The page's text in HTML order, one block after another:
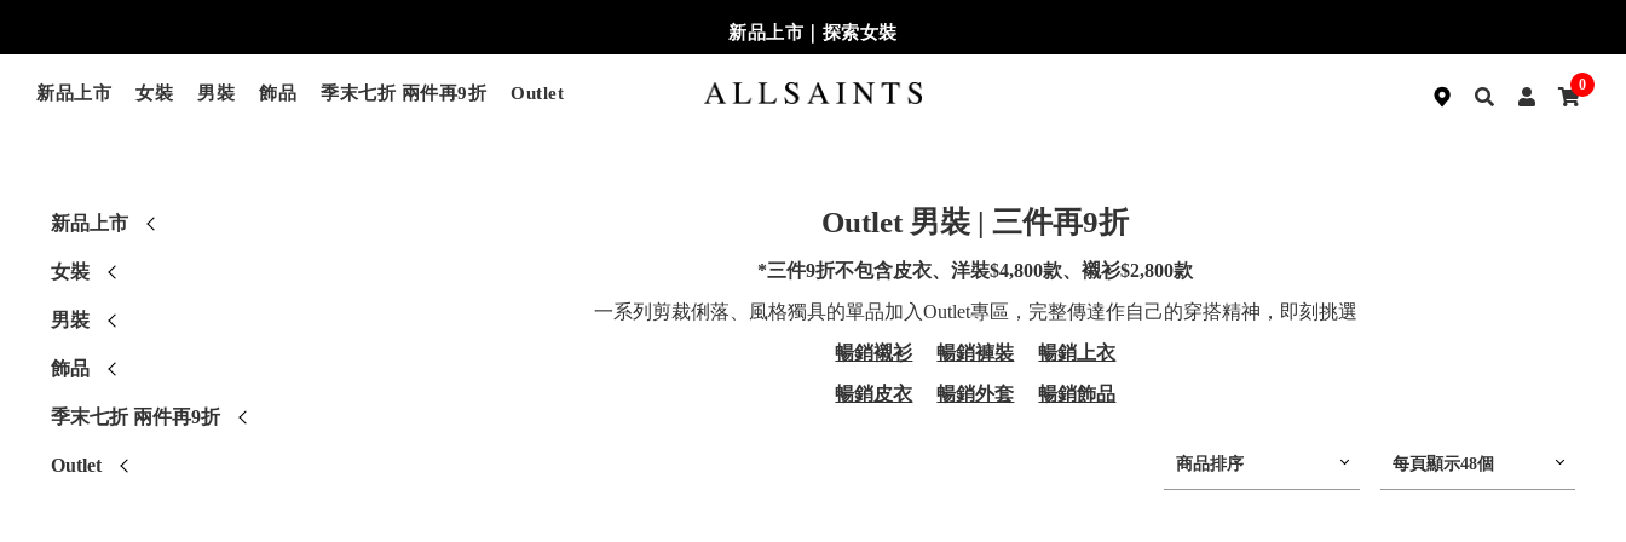
新品上市｜探索女裝
新品上市 女裝 男裝 飾品 季末七折 兩件再9折 Outlet 0
新品上市
女裝
男裝
飾品
季末七折 兩件再9折
Outlet
Outlet 男裝 | 三件再9折
*三件9折不包含皮衣、洋裝$4,800款、襯衫$2,800款
一系列剪裁俐落、風格獨具的單品加入Outlet專區，完整傳達作自己的穿搭精神，即刻挑選
暢銷襯衫
暢銷褲裝
暢銷上衣
暢銷皮衣
暢銷外套 暢銷飾品
商品排序 每頁顯示48個